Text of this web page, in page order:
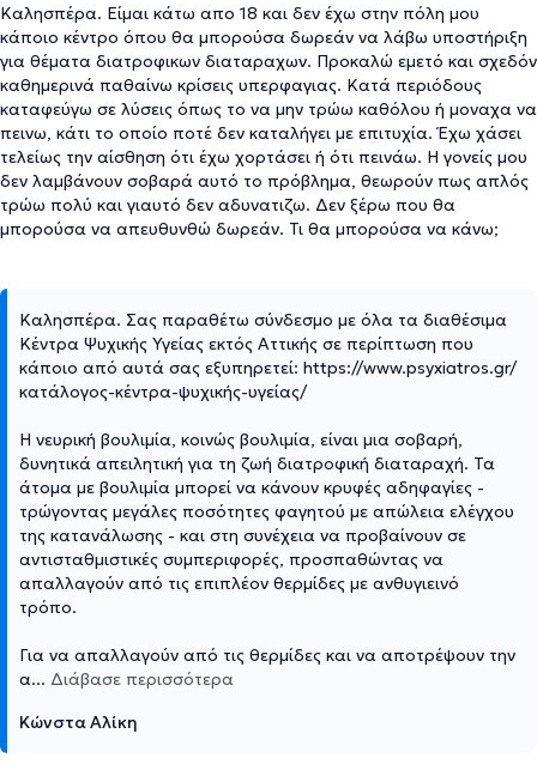
Καλησπέρα. Είμαι κάτω απο 18 και δεν έχω στην πόλη μου
κάποιο κέντρο όπου θα μπορούσα δωρεάν να λάβω υποστήριξη
για θέματα διατροφικων διαταραχων. Προκαλώ εμετό και σχεδόν
καθημερινά παθαίνω κρίσεις υπερφαγιας. Κατά περιόδους
καταφεύγω σε λύσεις όπως το να μην τρώω καθόλου ή μοναχα να
πεινω, κάτι το οποίο ποτέ δεν καταλήγει με επιτυχία. Έχω χάσει
τελείως την αίσθηση ότι έχω χορτάσει ή ότι πεινάω. Η γονείς μου
δεν λαμβάνουν σοβαρά αυτό το πρόβλημα, θεωρούν πως απλός
τρώω πολύ και γιαυτό δεν αδυνατιζω. Δεν ξέρω που θα
μπορούσα να απευθυνθώ δωρεάν. Τι θα μπορούσα να κάνω;
Καλησπέρα. Σας παραθέτω σύνδεσμο με όλα τα διαθέσιμα
Κέντρα Ψυχικής Υγείας εκτός Αττικής σε περίπτωση που
κάποιο από αυτά σας εξυπηρετεί: https://www.psyxiatros.gr/
κατάλογος-κέντρα-ψυχικής-υγείας/
Η νευρική βουλιμία, κοινώς βουλιμία, είναι μια σοβαρή,
δυνητικά απειλητική για τη ζωή διατροφική διαταραχή. Τα
άτομα με βουλιμία μπορεί να κάνουν κρυφές αδηφαγίες -
τρώγοντας μεγάλες ποσότητες φαγητού με απώλεια ελέγχου
της κατανάλωσης - και στη συνέχεια να προβαίνουν σε
αντισταθμιστικές συμπεριφορές, προσπαθώντας να
απαλλαγούν από τις επιπλέον θερμίδες με ανθυγιεινό
τρόπο.
Για να απαλλαγούν από τις θερμίδες και να αποτρέψουν την
α... Διάβασε περισσότερα
Κώνστα Αλίκη